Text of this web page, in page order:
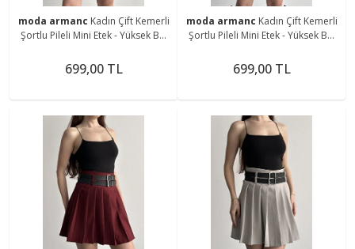
moda armanc Kadın Çift Kemerli
Şortlu Pileli Mini Etek - Yüksek Bel
Eteği
699,00 TL
moda armanc Kadın Çift Kemerli
Şortlu Pileli Mini Etek - Yüksek Bel
Eteği
699,00 TL